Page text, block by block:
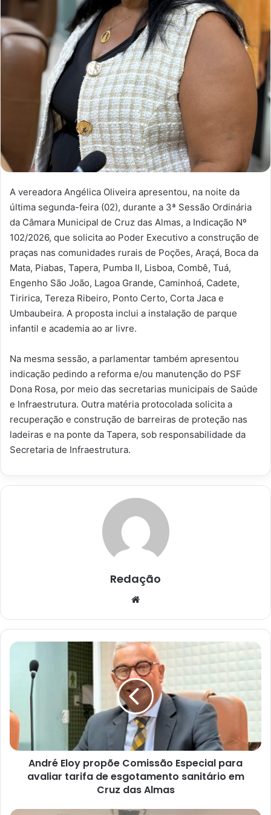
A vereadora Angélica Oliveira apresentou, na noite da
última segunda-feira (02), durante a 3ª Sessão Ordinária
da Câmara Municipal de Cruz das Almas, a Indicação Nº
102/2026, que solicita ao Poder Executivo a construção de
praças nas comunidades rurais de Poções, Araçá, Boca da
Mata, Piabas, Tapera, Pumba II, Lisboa, Combê, Tuá,
Engenho São João, Lagoa Grande, Caminhoá, Cadete,
Tiririca, Tereza Ribeiro, Ponto Certo, Corta Jaca e
Umbaubeira. A proposta inclui a instalação de parque
infantil e academia ao ar livre.
Na mesma sessão, a parlamentar também apresentou
indicação pedindo a reforma e/ou manutenção do PSF
Dona Rosa, por meio das secretarias municipais de Saúde
e Infraestrutura. Outra matéria protocolada solicita a
recuperação e construção de barreiras de proteção nas
ladeiras e na ponte da Tapera, sob responsabilidade da
Secretaria de Infraestrutura.
Redação
André
propõe
Comissão
Especial
para
avaliar
tarifa
de
esgotamento
sanitário
das
André Eloy propõe Comissão Especial para
avaliar tarifa de esgotamento sanitário em
Cruz das Almas